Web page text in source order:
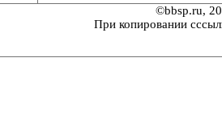
©bbsp.ru,
При копировании